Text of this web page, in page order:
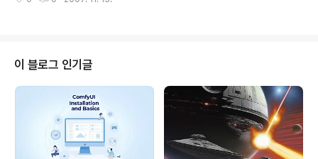
보입니다. 다만, 이번엔 유럽에서 대중교통정보를 제공하는 것은 이번이 처음입
ounts) 67. 구글 대중교통정보 정식서비스 개시(Google Transit Graduat
es ..
이 블로그 인기글